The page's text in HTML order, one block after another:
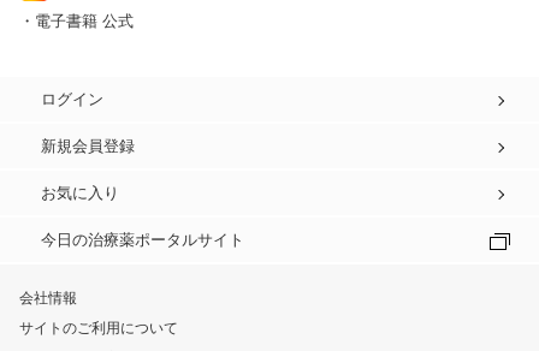
・電子書籍 公式
ログイン
新規会員登録
お気に入り
今日の治療薬ポータルサイト
会社情報
サイトのご利用について